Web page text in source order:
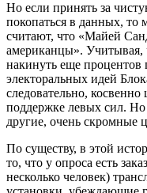
Но если принять за
покопаться в данных, то
считают, что «Майей
американцы». Учитывая,
накинуть еще процентов
электоральных идей
следовательно,
поддержке левых сил.
другие, очень скромные
По существу, в этой
то, что у опроса есть
несколько человек)